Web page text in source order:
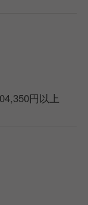
円以上